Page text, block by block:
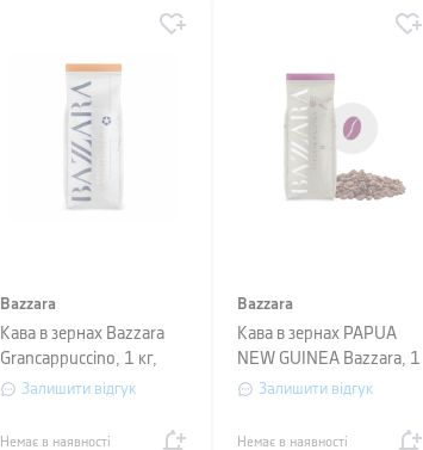
Bazzara
Кава в зернах Bazzara
Grancappuccino, 1 кг,
вакуумний пакет,
Залишити відгук
Немає в наявності
Bazzara
Кава в зернах PAPUA
NEW GUINEA Bazzara, 1
кг, вакуумний пакет,
Залишити відгук
Немає в наявності